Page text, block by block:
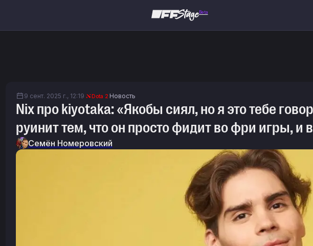
Beta
9 сент. 2025 г., 12:19 Dota 2 Новость
Nix про kiyotaka: «Якобы сиял, но я это тебе
руинит тем, что он просто фидит во фри игры, и
Семён Номеровский